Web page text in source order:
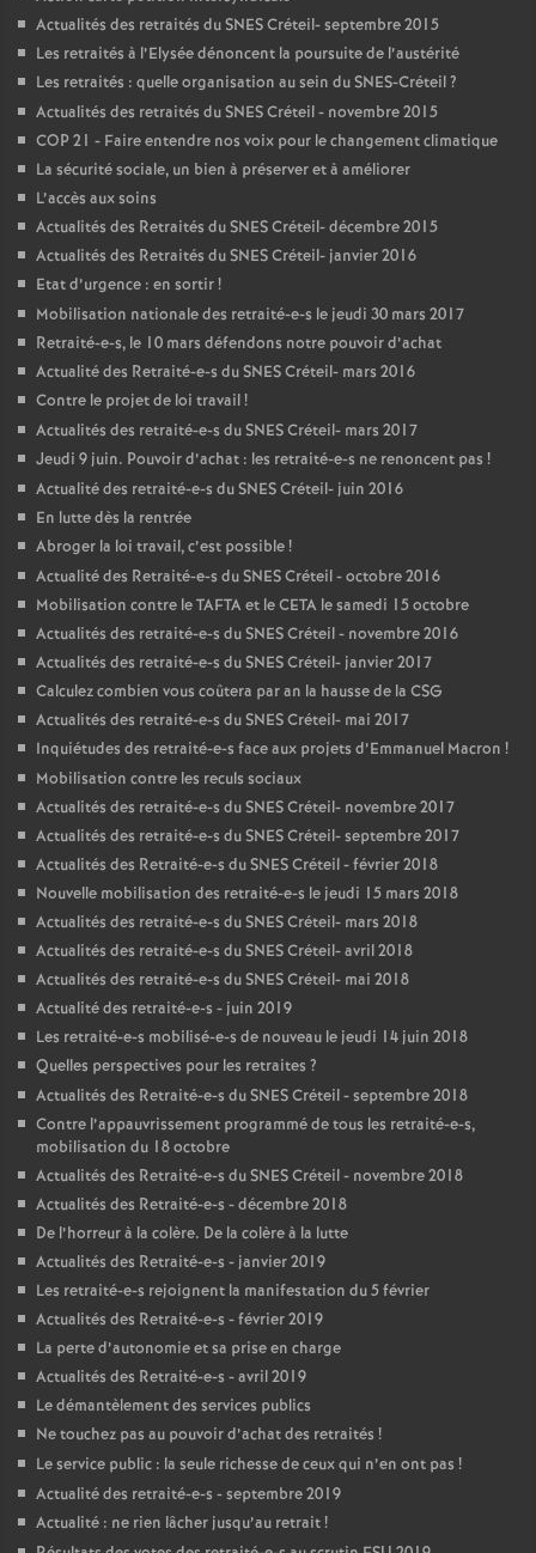
Actualités des retraités duSNESCréteil- septembre 2015
Les retraités à l’Elysée dénoncent la poursuite de l’austérité
Les retraités : quelle organisation au sein duSNES-Créteil?
Actualités des retraités duSNESCréteil - novembre 2015
COP21 - Faire entendre nos voix pour le changement climatique
La sécurité sociale, un bien à préserver et à améliorer
L’accès aux soins
Actualités des Retraités duSNESCréteil- décembre 2015
Actualités des Retraités duSNESCréteil- janvier 2016
Etat d’urgence : en sortir!
Mobilisation nationale des retraité-e-s le jeudi 30 mars 2017
Retraité-e-s, le 10 mars défendons notre pouvoir d’achat
Actualité des Retraité-e-s duSNESCréteil- mars 2016
Contre le projet de loi travail!
Actualités des retraité-e-s duSNESCréteil- mars 2017
Jeudi 9 juin. Pouvoir d’achat : les retraité-e-s ne renoncent pas !
Actualité des retraité-e-s duSNESCréteil- juin 2016
En lutte dès la rentrée
Abroger la loi travail, c’est possible!
Actualité des Retraité-e-s duSNESCréteil - octobre 2016
Mobilisation contre leTAFTAet leCETA le samedi 15 octobre
Actualités des retraité-e-s duSNESCréteil - novembre 2016
Actualités des retraité-e-s duSNESCréteil- janvier 2017
Calculez combien vous coûtera par an la hausse de la CSG
Actualités des retraité-e-s duSNESCréteil- mai 2017
Inquiétudes des retraité-e-s face aux projets d’Emmanuel Macron !
Mobilisation contre les reculs sociaux
Actualités des retraité-e-s duSNESCréteil- novembre 2017
Actualités des retraité-e-s duSNESCréteil- septembre 2017
Actualités des Retraité-e-s duSNESCréteil - février 2018
Nouvelle mobilisation des retraité-e-s le jeudi 15 mars 2018
Actualités des retraité-e-s duSNESCréteil- mars 2018
Actualités des retraité-e-s duSNESCréteil- avril 2018
Actualités des retraité-e-s duSNESCréteil- mai 2018
Actualité des retraité-e-s - juin 2019
Les retraité-e-s mobilisé-e-s de nouveau le jeudi 14 juin 2018
Quelles perspectives pour les retraites ?
Actualités des Retraité-e-s duSNESCréteil - septembre 2018
Contre l’appauvrissement programmé de tous les retraité-e-s,
mobilisation du 18 octobre
Actualités des Retraité-e-s duSNESCréteil - novembre 2018
Actualités des Retraité-e-s - décembre 2018
De l’horreur à la colère. De la colère à la lutte
Actualités des Retraité-e-s - janvier 2019
Les retraité-e-s rejoignent la manifestation du 5 février
Actualités des Retraité-e-s - février 2019
La perte d’autonomie et sa prise en charge
Actualités des Retraité-e-s - avril 2019
Le démantèlement des services publics
Ne touchez pas au pouvoir d’achat des retraités !
Le service public : la seule richesse de ceux qui n’en ont pas !
Actualité des retraité-e-s - septembre 2019
Actualité : ne rien lâcher jusqu’au retrait!